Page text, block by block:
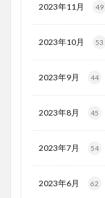
2023年11月 49
2023年10月 53
2023年9月 44
2023年8月 45
2023年7月 54
2023年6月 62